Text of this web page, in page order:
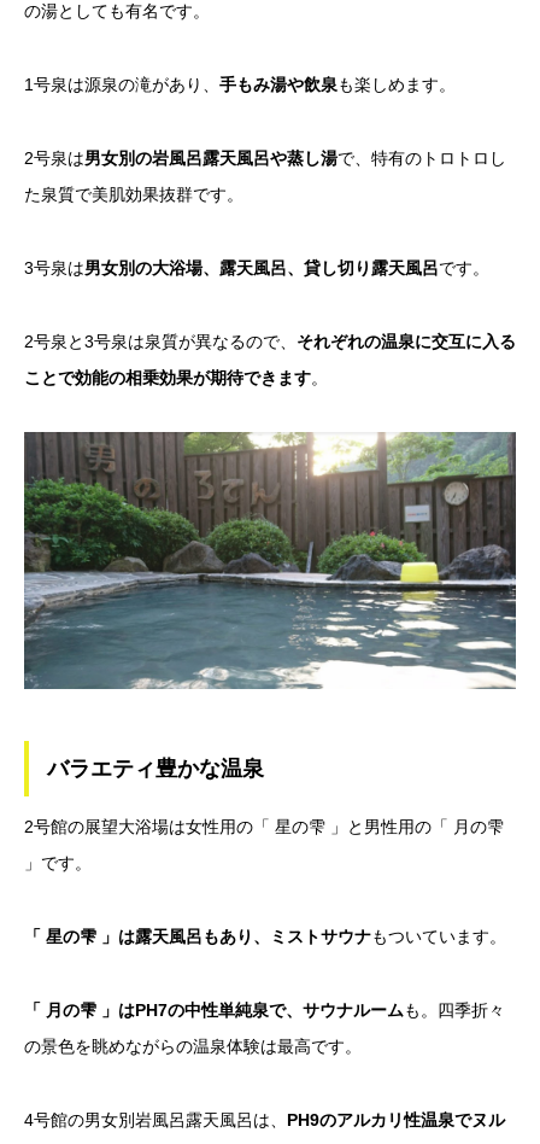
の湯としても有名です。
1号泉は源泉の滝があり、 手もみ湯や飲泉も楽しめます。
2号泉は男女別の岩風呂露天風呂や蒸し湯で、特有のトロトロし
た泉質で美肌効果抜群です。
3号泉は男女別の大浴場、露天風呂、貸し切り露天風呂です。
2号泉と3号泉は泉質が異なるので、 それぞれの温泉に交互に入る
ことで効能の相乗効果が期待できます。
バラエティ豊かな温泉
2号館の展望大浴場は女性用の「 星の雫 」と男性用の「 月の雫
」です。
「 星の雫 」は露天風呂もあり、ミストサウナもついています。
「 月の雫 」はPH7の中性単純泉で、サウナルームも。四季折々
の景色を眺めながらの温泉体験は最高です。
4号館の男女別岩風呂露天風呂は、 PH9のアルカリ性温泉でヌル